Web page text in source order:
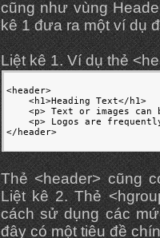
cũng như vùng
kê 1 đưa ra một ví dụ
Liệt kê 1. Ví dụ thẻ
<header>
    <h1>Heading Text</h1>
<p> Text or images can
<p> Logos are
Thẻ <header> cũng
Liệt kê 2. Thẻ
cách sử dụng các
đây có một tiêu đề